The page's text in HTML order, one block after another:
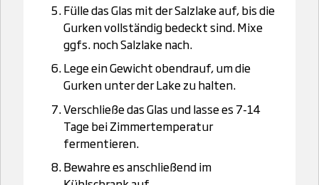
Fülle das Glas mit der Salzlake auf, bis die
Gurken vollständig bedeckt sind. Mixe
ggfs. noch Salzlake nach.
Lege ein Gewicht obendrauf, um die
Gurken unter der Lake zu halten.
Verschließe das Glas und lasse es 7-14
Tage bei Zimmertemperatur
fermentieren.
Bewahre es anschließend im